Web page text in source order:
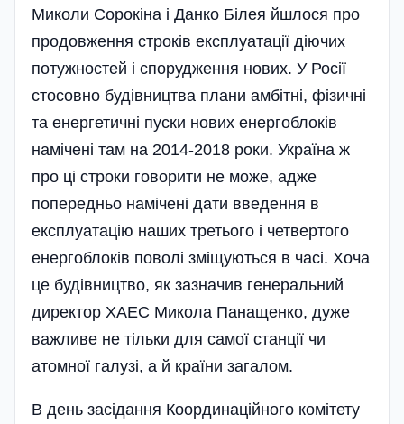
Миколи Сорокіна і Данко Білея йшлося про
продовження строків експлуатації діючих
потужностей і спорудження нових. У Росії
стосовно будівництва плани амбітні, фізичні
та енергетичні пуски нових енергоблоків
намічені там на 2014-2018 роки. Україна ж
про ці строки говорити не може, адже
попередньо намічені дати введення в
експлуатацію наших третьо­го і четвертого
енергоблоків поволі зміщуються в часі. Хоча
це будівництво, як зазначив генеральний
директор ХАЕС Микола Панащенко, дуже
важливе не тільки для самої станції чи
атомної галузі, а й країни загалом.
В день засідання Координаційного комітету